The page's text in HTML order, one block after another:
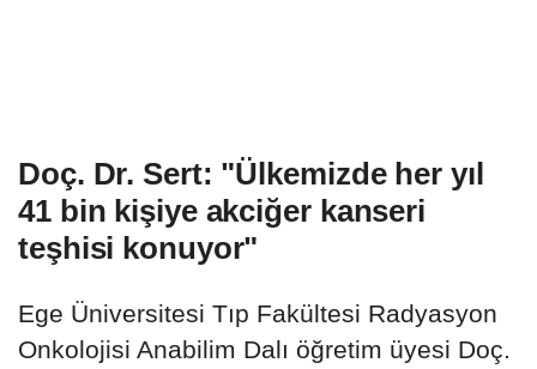
Doç. Dr. Sert: "Ülkemizde her yıl
41 bin kişiye akciğer kanseri
teşhisi konuyor"
Ege Üniversitesi Tıp Fakültesi Radyasyon
Onkolojisi Anabilim Dalı öğretim üyesi Doç.